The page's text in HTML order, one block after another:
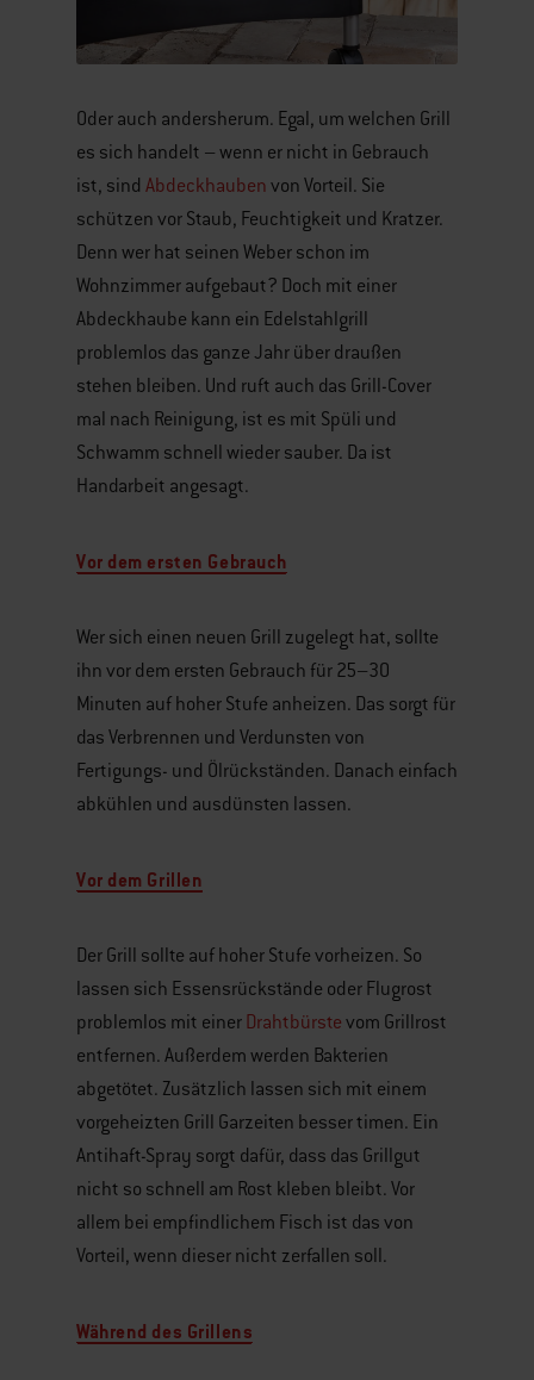
Oder auch andersherum. Egal, um welchen Grill
es sich handelt – wenn er nicht in Gebrauch
ist, sind Abdeckhauben von Vorteil. Sie
schützen vor Staub, Feuchtigkeit und Kratzer.
Denn wer hat seinen Weber schon im
Wohnzimmer aufgebaut? Doch mit einer
Abdeckhaube kann ein Edelstahlgrill
problemlos das ganze Jahr über draußen
stehen bleiben. Und ruft auch das Grill-Cover
mal nach Reinigung, ist es mit Spüli und
Schwamm schnell wieder sauber. Da ist
Handarbeit angesagt.
Vor dem ersten Gebrauch
Wer sich einen neuen Grill zugelegt hat, sollte
ihn vor dem ersten Gebrauch für 25–30
Minuten auf hoher Stufe anheizen. Das sorgt für
das Verbrennen und Verdunsten von
Fertigungs- und Ölrückständen. Danach einfach
abkühlen und ausdünsten lassen.
Vor dem Grillen
Der Grill sollte auf hoher Stufe vorheizen. So
lassen sich Essensrückstände oder Flugrost
problemlos mit einer Drahtbürste vom Grillrost
entfernen. Außerdem werden Bakterien
abgetötet. Zusätzlich lassen sich mit einem
vorgeheizten Grill Garzeiten besser timen. Ein
Antihaft-Spray sorgt dafür, dass das Grillgut
nicht so schnell am Rost kleben bleibt. Vor
allem bei empfindlichem Fisch ist das von
Vorteil, wenn dieser nicht zerfallen soll.
Während des Grillens